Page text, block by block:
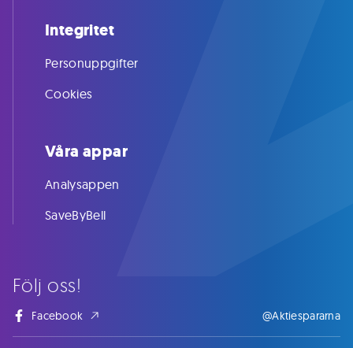
Följ oss!
Facebook @Aktiespararna
Integritet
Personuppgifter
Cookies
Våra appar
Analysappen
SaveByBell